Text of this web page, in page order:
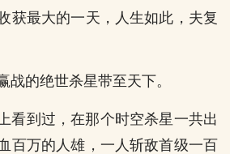
获最大的一天，人生如此，夫复
战的绝世杀星带至天下。
看到过，在那个时空杀星一共出
百万的人雄，一人斩敌首级一百